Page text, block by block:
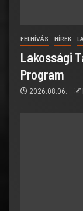
FELHÍVÁS HÍREK
Lakossági
Program
2026.08.06.